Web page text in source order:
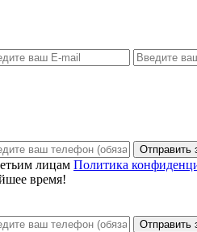
Отправить
лицам Политика
время!
Отправить